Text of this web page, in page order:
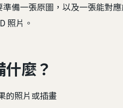
備一張原圖，以及一張能對
照片。
麼？
的照片或插畫